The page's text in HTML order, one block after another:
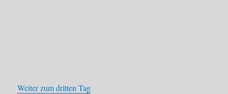
Weiter zum dritten Tag